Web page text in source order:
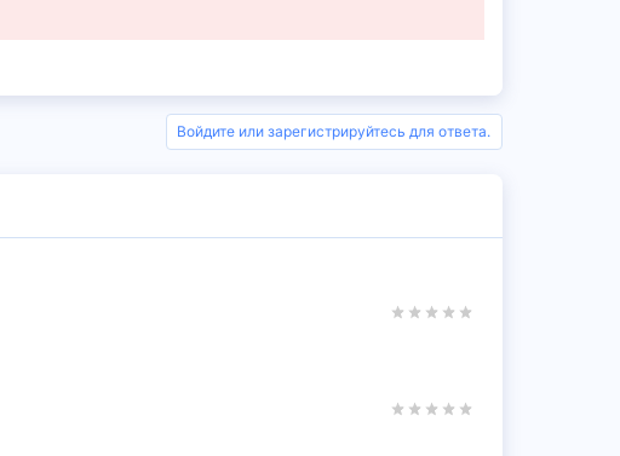
Войдите или зарегистрируйтесь для ответа.